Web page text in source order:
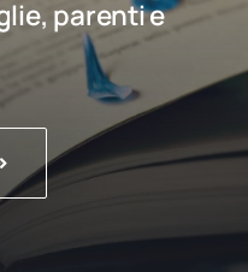
parenti e